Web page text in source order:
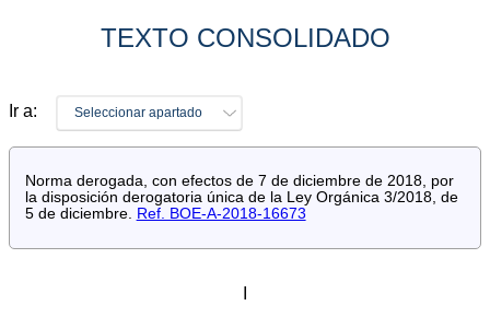
TEXTO CONSOLIDADO
Ir a: Seleccionar apartado
Norma derogada, con efectos de 7 de diciembre de 2018, por
la disposición derogatoria única de la Ley Orgánica 3/2018, de
5 de diciembre. Ref. BOE-A-2018-16673